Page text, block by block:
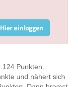
Hier einloggen
Punkten.
und nähert sich